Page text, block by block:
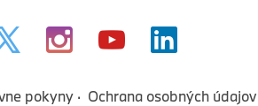
pokyny
Ochrana osobných údajov